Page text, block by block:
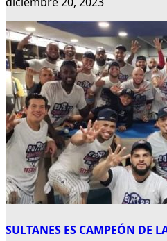
SULTANES ES CAMPEÓN DE